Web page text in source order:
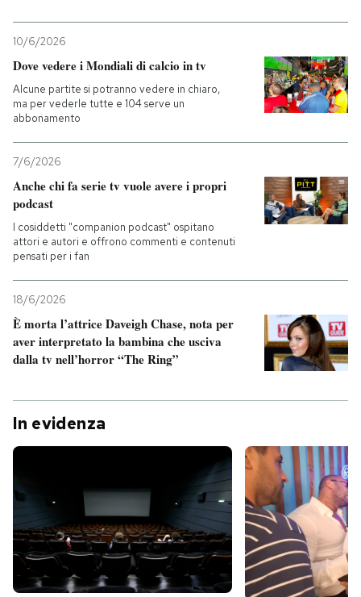
10/6/2026
Dove vedere i Mondiali di calcio in tv
Alcune partite si potranno vedere in chiaro,
ma per vederle tutte e 104 serve un
abbonamento
7/6/2026
Anche chi fa serie tv vuole avere i propri
podcast
I cosiddetti "companion podcast" ospitano
attori e autori e offrono commenti e contenuti
pensati per i fan
18/6/2026
È morta l’attrice Daveigh Chase, nota per
aver interpretato la bambina che usciva
dalla tv nell’horror “The Ring”
In evidenza